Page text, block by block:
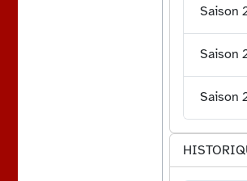
Saison
Saison
Saison